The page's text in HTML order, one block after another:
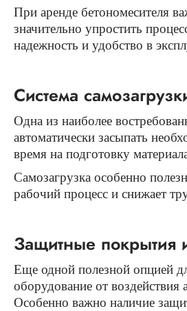
При аренде бетономесителя
значительно упростить
надежность и удобство в
Система
Одна из наиболее
автоматически засыпать
время на подготовку
Самозагрузка особенно
рабочий процесс и снижает
Защитные покрытия
Еще одной полезной опцией
оборудование от
Особенно важно наличие